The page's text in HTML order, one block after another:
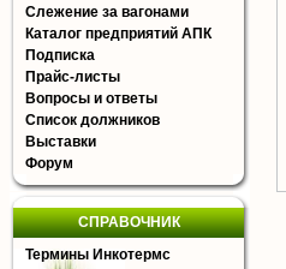
Слежение за вагонами
Каталог предприятий АПК
Подписка
Прайс-листы
Вопросы и ответы
Список должников
Выставки
Форум
СПРАВОЧНИК
Термины Инкотермс